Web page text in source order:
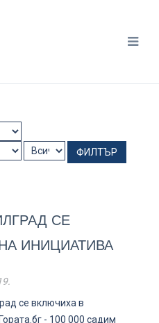
ФИЛТЪР
СЕ
ИНИЦИАТИВА
.
се включиха в
- 100 000 садим